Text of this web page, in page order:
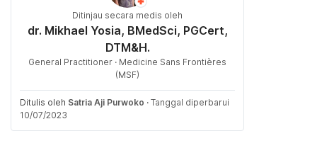
Ditinjau secara medis oleh
dr. Mikhael Yosia, BMedSci, PGCert,
DTM&H.
General Practitioner · Medicine Sans Frontières
(MSF)
Ditulis oleh Satria Aji Purwoko · Tanggal diperbarui
10/07/2023